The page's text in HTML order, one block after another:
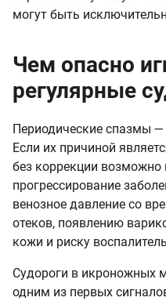
могут быть
Чем опасно
регулярные
Периодические спазмы
Если их причиной
без коррекции возможно
прогрессирование
венозное давление со
отеков, появлению
кожи и риску
Судороги в икроножных
одним из первых